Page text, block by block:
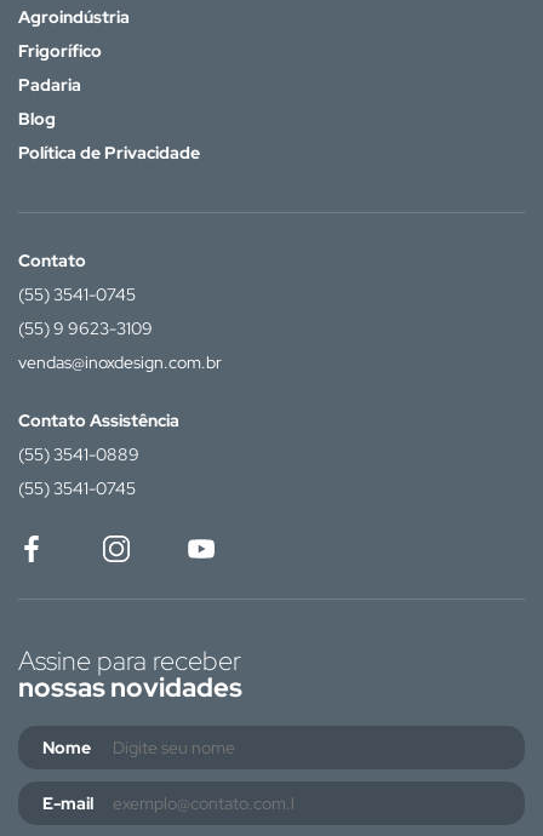
Agroindústria
Frigorífico
Padaria
Blog
Política de Privacidade
Contato
(55) 3541-0745
(55) 9 9623-3109
vendas@inoxdesign.com.br
Contato Assistência
(55) 3541-0889
(55) 3541-0745
Assine para receber
nossas novidades
Nome
E-mail